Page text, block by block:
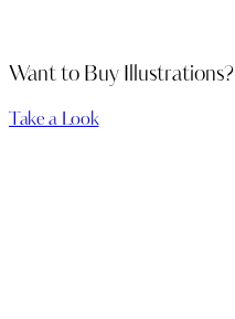
Want to Buy Illustrations?
Take a Look